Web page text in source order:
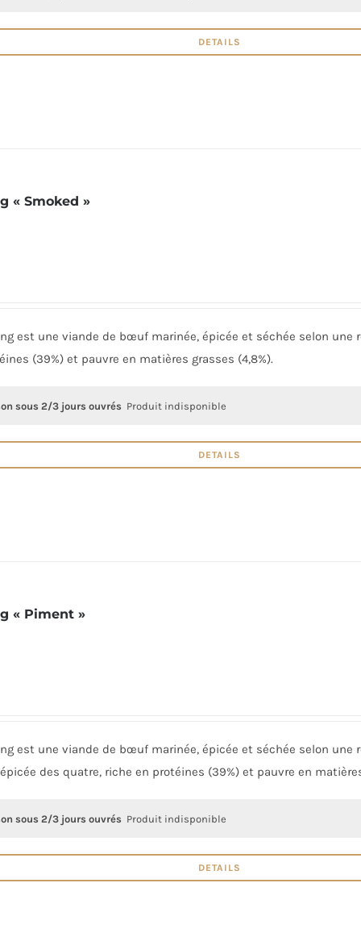
DETAILS
« Smoked »
est une viande de bœuf marinée, épicée et séchée selon
(39%) et pauvre en matières grasses (4,8%).
sous 2/3 jours ouvrés Produit indisponible
DETAILS
« Piment »
est une viande de bœuf marinée, épicée et séchée selon
des quatre, riche en protéines (39%) et pauvre en
sous 2/3 jours ouvrés Produit indisponible
DETAILS